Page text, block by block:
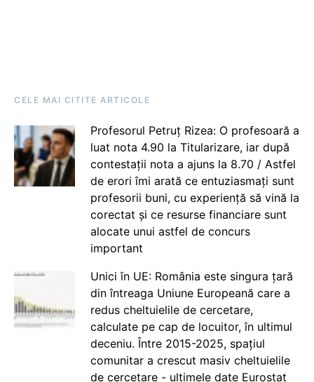
CELE MAI CITITE ARTICOLE
Profesorul Petruț Rizea: O profesoară a
luat nota 4.90 la Titularizare, iar după
contestații nota a ajuns la 8.70 / Astfel
de erori îmi arată ce entuziasmați sunt
profesorii buni, cu experiență să vină la
corectat și ce resurse financiare sunt
alocate unui astfel de concurs
important
Unici în UE: România este singura țară
din întreaga Uniune Europeană care a
redus cheltuielile de cercetare,
calculate pe cap de locuitor, în ultimul
deceniu. Între 2015-2025, spațiul
comunitar a crescut masiv cheltuielile
de cercetare - ultimele date Eurostat